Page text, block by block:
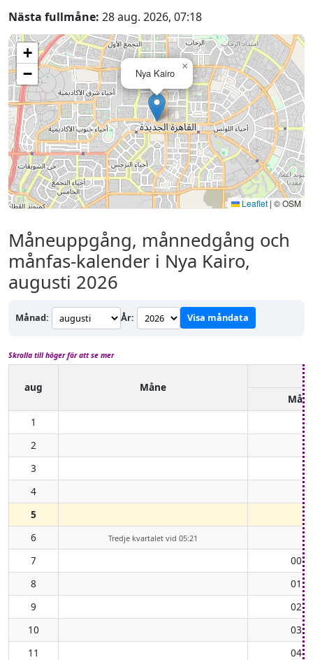
Nästa fullmåne: 28 aug. 2026, 07:18
Nya Kairo
×
+
−
Leaflet | © OSM
Måneuppgång, månnedgång och
månfas-kalender i Nya Kairo,
augusti 2026
Månad: År: Visa måndata
Skrolla till höger för att se mer
aug
Måne
1
2
3
4
5
6
Tredje kvartalet vid 05:21
7
8
9
10
11